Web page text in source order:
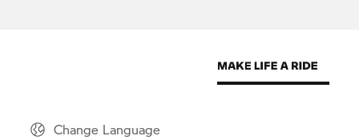
Change Language